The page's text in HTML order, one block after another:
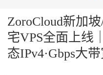
ZoroCloud新加
宅VPS全面上线
态IPv4·Gbps大